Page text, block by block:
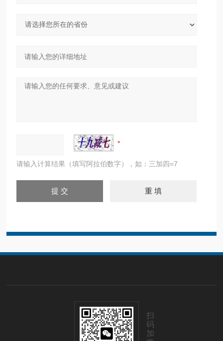
请输入计算结果（填写阿拉伯数字），如：三加四=7
扫
码
加